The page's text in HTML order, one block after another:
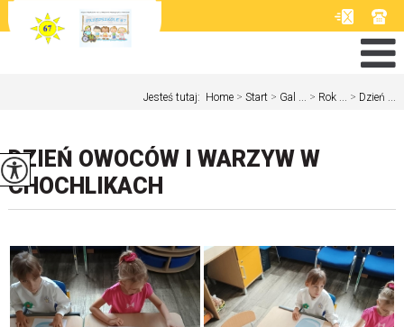
Jesteś tutaj: Home > Start > Gal ... > Rok ... > Dzień ...
DZIEŃ OWOCÓW I WARZYW W
CHOCHLIKACH